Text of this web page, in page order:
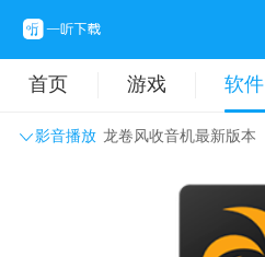
首页 游戏 软件
影音播放 龙卷风收音机最新版本
主题壁纸